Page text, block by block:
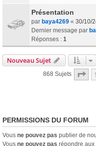
Présentation
par baya4269 « 30/10/
Dernier message par
Réponses : 1
Nouveau Sujet
868 Sujets 1
PERMISSIONS DU FORUM
Vous ne pouvez pas publier de
Vous ne pouvez pas répondre aux